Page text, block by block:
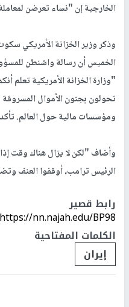
الخارجية إن "نساء تعرضن
وذكر وزير الخزانة الأمريكي
الخميس أن رسالة واشنطن
"وزارة الخزانة الأمريكية تعلم
تحولون بجنون الأموال المسروقة
ومؤسسات مالية حول العالم.
وأضاف "لكن لا يزال هناك وقت إذا
الرئيس ترامب، أوقفوا العنف
رابط قصير
https://nn.najah.edu/BP98/
الكلمات المفتاحية
إيران